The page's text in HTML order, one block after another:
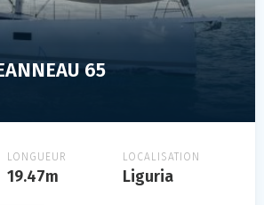
65
LONGUEUR
19.47m
LOCALISATION
Liguria